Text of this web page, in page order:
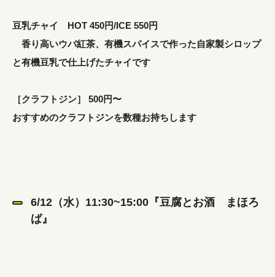
豆乳チャイ HOT 450円/ICE 550円
香り高いウバ紅茶、有機スパイスで作った自家製シロップ
と有機豆乳で仕上げたチャイです
［クラフトジン］ 500円〜
おすすめのクラフトジンを数種お持ちします
6/12（水）11:30~15:00『豆腐とお酒 まほろ
ば』